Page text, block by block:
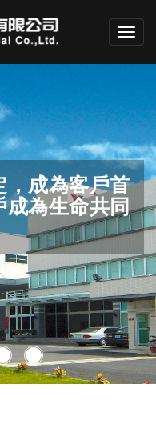
，成為客戶首
成為生命共同
局，領先業界
驗，為產業界
界品質